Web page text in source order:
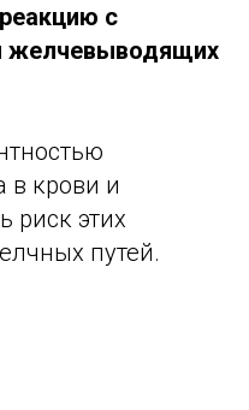
с
желчевыводящих
в крови и
риск этих
путей.